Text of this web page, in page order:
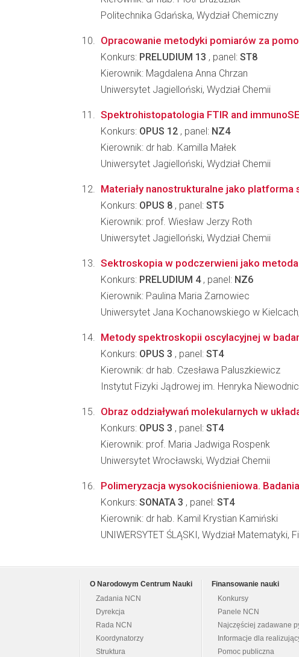
Politechnika Gdańska, Wydział Chemiczny
Opracowanie metodyki pomiarów za
Konkurs: PRELUDIUM 13 , panel: ST8
Kierownik: Magdalena Anna Chrzan
Uniwersytet Jagielloński, Wydział Chemii
Spektrohistopatologia FTIR and
Konkurs: OPUS 12 , panel: NZ4
Kierownik: dr hab. Kamilla Małek
Uniwersytet Jagielloński, Wydział Chemii
Materiały nanostrukturalne jako
Konkurs: OPUS 8 , panel: ST5
Kierownik: prof. Wiesław Jerzy Roth
Uniwersytet Jagielloński, Wydział Chemii
Sektroskopia w podczerwieni jako
Konkurs: PRELUDIUM 4, panel: NZ6
Kierownik: Paulina Maria Żarnowiec
Uniwersytet Jana Kochanowskiego w
Metody spektroskopii oscylacyjnej w
Konkurs: OPUS 3 , panel: ST4
Kierownik: dr hab. Czesława Paluszkiewicz
Instytut Fizyki Jądrowej im. Henryka
Obraz oddziaływań molekularnych w
Konkurs: OPUS 3 , panel: ST4
Kierownik: prof. Maria Jadwiga Rospenk
Uniwersytet Wrocławski, Wydział Chemii
Polimeryzacja wysokociśnieniowa.
Konkurs: SONATA 3 , panel: ST4
Kierownik: dr hab. Kamil Krystian Kamiński
UNIWERSYTET ŚLĄSKI, Wydział Matematyki,
O Narodowym Centrum Nauki
Zadania NCN
Dyrekcja
Rada NCN
Koordynatorzy
Struktura
Finansowanie nauki
Konkursy
Panele NCN
Najczęściej zadawane
Informacje dla
Pomoc publiczna